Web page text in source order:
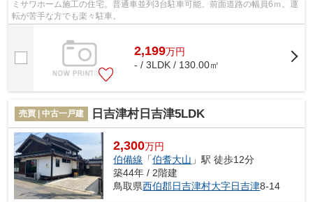
ミサワホーム施工の住宅。普通車並列3台駐車可能。前面道路の幅員6ｍ。運
転が苦手な方でも楽々駐車。
2,199万円
- / 3LDK / 130.00㎡
売買 | 中古一戸建 日吉津村日吉津5LDK
2,300万円
伯備線 「伯耆大山 」駅 徒歩12分
築44年 / 2階建
鳥取県西伯郡日吉津村大字日吉津8-14